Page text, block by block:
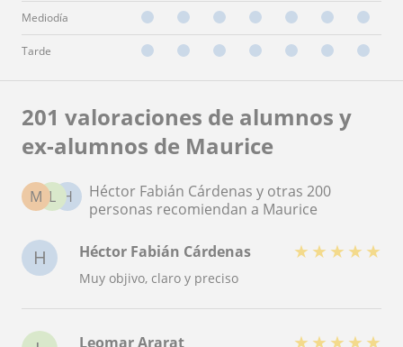
Mediodía
Tarde
201 valoraciones de alumnos y
ex-alumnos de Maurice
H
L
M
Héctor Fabián Cárdenas y otras 200
personas recomiendan a Maurice
H Héctor Fabián Cárdenas ★ ★ ★ ★ ★
Muy objivo, claro y preciso
Leomar Ararat